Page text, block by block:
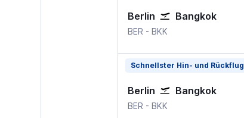
Berlin Bangkok
BER - BKK
Schnellster Hin- und Rückflug
Berlin Bangkok
BER - BKK